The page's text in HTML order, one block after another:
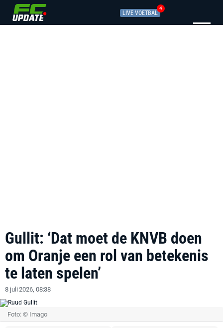
LIVE VOETBAL
4
Gullit: ‘Dat moet de KNVB doen
om Oranje een rol van betekenis
te laten spelen’
8 juli 2026, 08:38
Foto: © Imago